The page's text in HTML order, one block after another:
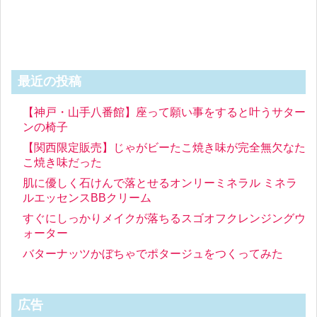
最近の投稿
【神戸・山手八番館】座って願い事をすると叶うサター
ンの椅子
【関西限定販売】じゃがビーたこ焼き味が完全無欠なた
こ焼き味だった
肌に優しく石けんで落とせるオンリーミネラル ミネラ
ルエッセンスBBクリーム
すぐにしっかりメイクが落ちるスゴオフクレンジングウ
ォーター
バターナッツかぼちゃでポタージュをつくってみた
広告